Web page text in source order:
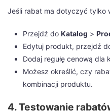
Jeśli rabat ma dotyczyć tylko
Przejdź do Katalog >
Edytuj produkt, przejdź
Dodaj regułę cenową dla
Możesz określić, czy
kombinacji produktu.
4. Testowanie